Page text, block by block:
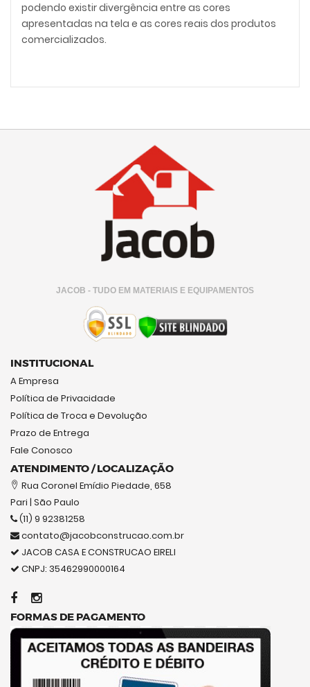
podendo existir divergência entre as cores
apresentadas na tela e as cores reais dos produtos
comercializados.
JACOB - TUDO EM MATERIAIS E EQUIPAMENTOS
INSTITUCIONAL
A Empresa
Política de Privacidade
Política de Troca e Devolução
Prazo de Entrega
Fale Conosco
ATENDIMENTO / LOCALIZAÇÃO
Rua Coronel Emídio Piedade, 658
Pari | São Paulo
(11) 9 92381258
contato@jacobconstrucao.com.br
JACOB CASA E CONSTRUCAO EIRELI
CNPJ: 35462990000164
FORMAS DE PAGAMENTO